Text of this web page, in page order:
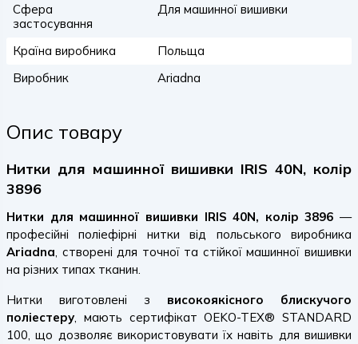
Сфера
застосування
Для машинної вишивки
Країна виробника
Польща
Виробник
Ariadna
Опис товару
Нитки для машинної вишивки IRIS 40N, колір
3896
Нитки для машинної вишивки IRIS 40N, колір 3896 —
професійні поліефірні нитки від польського виробника
Ariadna, створені для точної та стійкої машинної вишивки
на різних типах тканин.
Нитки виготовлені з високоякісного блискучого
поліестеру, мають сертифікат OEKO-TEX® STANDARD
100, що дозволяє використовувати їх навіть для вишивки